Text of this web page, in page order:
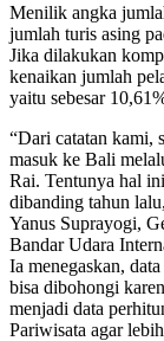
Menilik angka
jumlah turis asing
Jika dilakukan
kenaikan jumlah
yaitu sebesar
“Dari catatan kami,
masuk ke Bali
Rai. Tentunya hal
dibanding tahun
Yanus Suprayogi,
Bandar Udara
Ia menegaskan,
bisa dibohongi
menjadi data
Pariwisata agar